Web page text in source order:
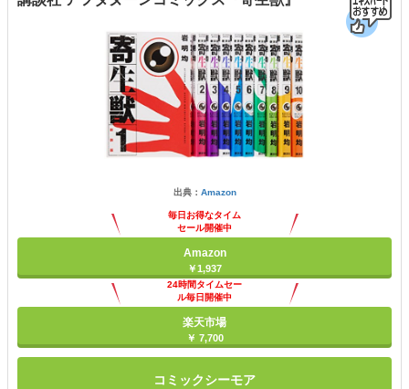
出典： Amazon
毎日お得なタイム
セール開催中
Amazon
￥1,937
24時間タイムセー
ル毎日開催中
楽天市場
￥ 7,700
コミックシーモア